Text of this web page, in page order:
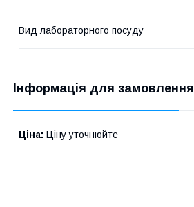
Вид лабораторного посуду
Інформація для замовлення
Ціна: Ціну уточнюйте